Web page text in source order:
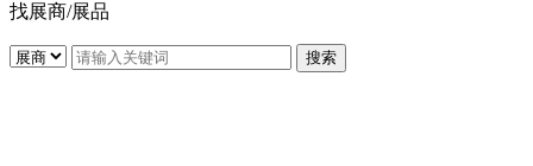
找展商/展品
搜索